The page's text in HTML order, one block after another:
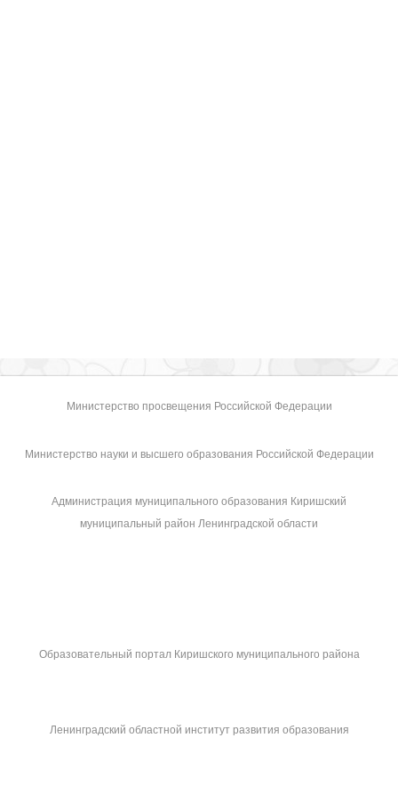
Министерство просвещения Российской Федерации
Министерство науки и высшего образования Российской Федерации
Администрация муниципального образования Киришский
муниципальный район Ленинградской области
Образовательный портал Киришского муниципального района
Ленинградский областной институт развития образования